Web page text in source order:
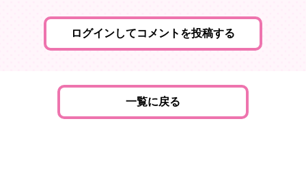
ログインしてコメントを投稿する
一覧に戻る